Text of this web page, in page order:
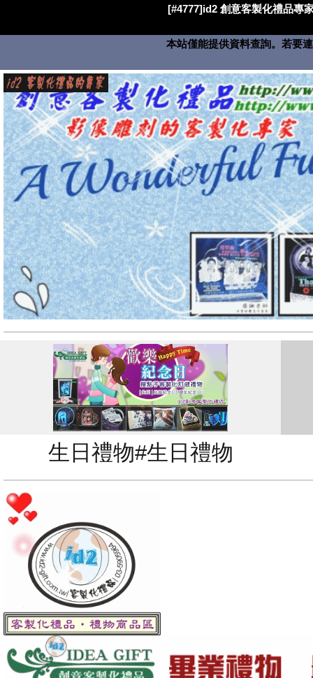
[#4777]id2 創意客製化禮品專
本站僅能提供資料查詢。若要
生日禮物#生日禮物